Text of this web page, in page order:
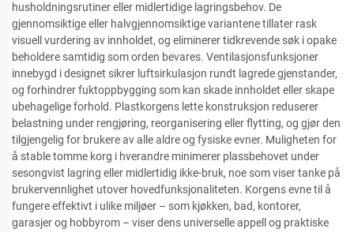
husholdningsrutiner eller midlertidige lagringsbehov. De
gjennomsiktige eller halvgjennomsiktige variantene tillater rask
visuell vurdering av innholdet, og eliminerer tidkrevende søk i opake
beholdere samtidig som orden bevares. Ventilasjonsfunksjoner
innebygd i designet sikrer luftsirkulasjon rundt lagrede gjenstander,
og forhindrer fuktoppbygging som kan skade innholdet eller skape
ubehagelige forhold. Plastkorgens lette konstruksjon reduserer
belastning under rengjøring, reorganisering eller flytting, og gjør den
tilgjengelig for brukere av alle aldre og fysiske evner. Muligheten for
å stable tomme korg i hverandre minimerer plassbehovet under
sesongvist lagring eller midlertidig ikke-bruk, noe som viser tanke på
brukervennlighet utover hovedfunksjonaliteten. Korgens evne til å
fungere effektivt i ulike miljøer – som kjøkken, bad, kontorer,
garasjer og hobbyrom – viser dens universelle appell og praktiske